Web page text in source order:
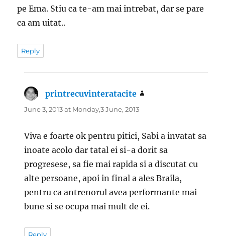
pe Ema. Stiu ca te-am mai intrebat, dar se pare
ca am uitat..
Reply
printrecuvinteratacite
June 3, 2013 at Monday,3 June, 2013
Viva e foarte ok pentru pitici, Sabi a invatat sa
inoate acolo dar tatal ei si-a dorit sa
progresese, sa fie mai rapida si a discutat cu
alte persoane, apoi in final a ales Braila,
pentru ca antrenorul avea performante mai
bune si se ocupa mai mult de ei.